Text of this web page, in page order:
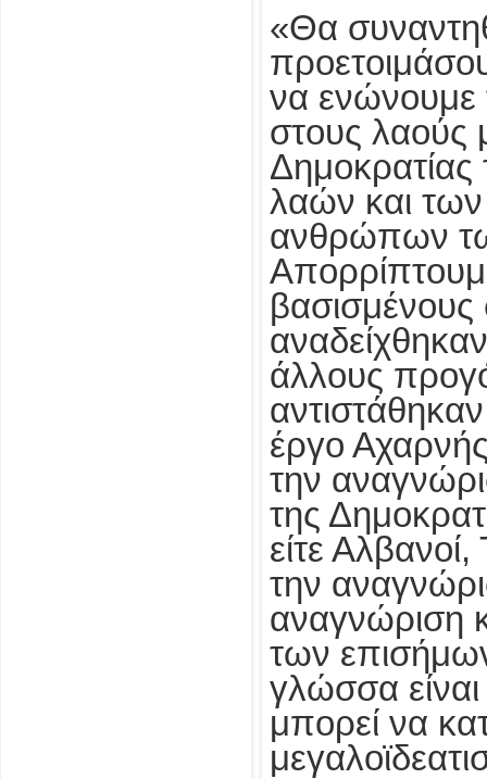
«Θα
να ενώνουμε
στους λαούς
Δημοκρατίας
λαών και
ανθρώπων
άλλους
έργο
την
της
είτε
την
αναγνώριση
των
γλώσσα
μπορεί να